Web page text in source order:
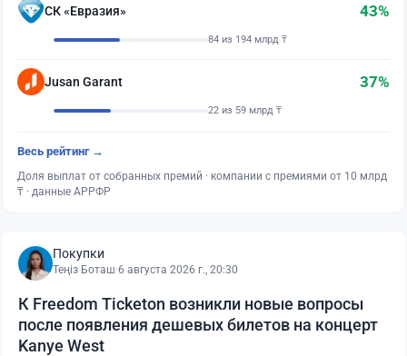
СК «Евразия» 43%
84 из 194 млрд ₸
Jusan Garant 37%
22 из 59 млрд ₸
Весь рейтинг →
Доля выплат от собранных премий · компании с премиями от 10 млрд
₸ · данные АРРФР
Покупки
Теңіз Боташ·6 августа 2026 г., 20:30
К Freedom Ticketon возникли новые вопросы
после появления дешевых билетов на концерт
Kanye West